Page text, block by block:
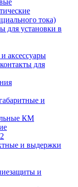
тока)
для установки в
аксессуары
для
и
КМ
и выдержки
и